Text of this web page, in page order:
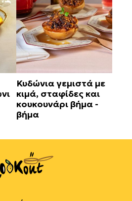
Κυδώνια γεμιστά με
κιμά, σταφίδες και
κουκουνάρι βήμα -
βήμα